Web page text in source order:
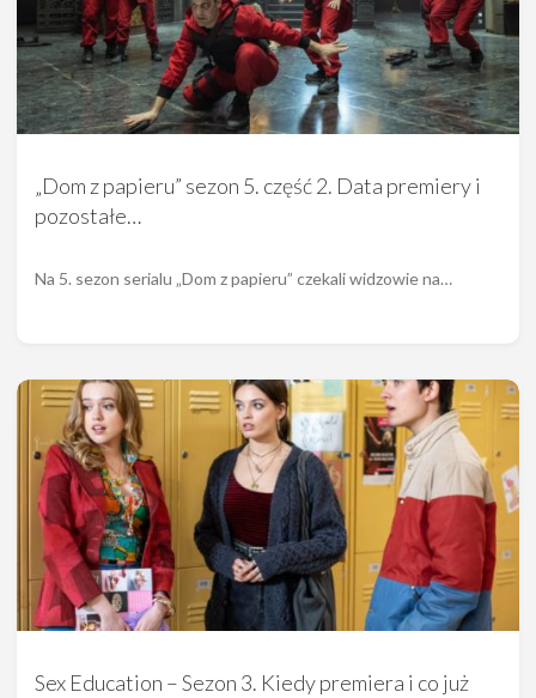
„Dom z papieru” sezon 5. część 2. Data premiery i
pozostałe…
Na 5. sezon serialu „Dom z papieru” czekali widzowie na…
Sex Education – Sezon 3. Kiedy premiera i co już